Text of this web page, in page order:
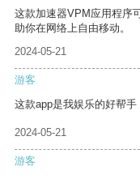
这款加速器VPM应用程序
助你在网络上自由移动。
2024-05-21
游客
这款app是我娱乐的好帮手
2024-05-21
游客